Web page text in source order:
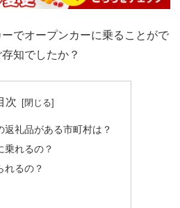
でオープンカーに乗ることがで
知でしたか？
次
返礼品がある市町村は？
乗れるの？
れるの？